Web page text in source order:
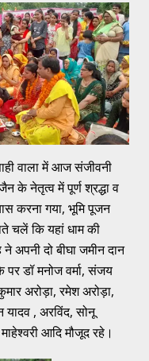
वाला में आज संजीवनी
के नेतृत्व में पूर्ण श्रद्धा व
करना गया, भूमि पूजन
चलें कि यहां धाम की
अपनी दो बीघा जमीन दान
डॉ मनोज वर्मा, संजय
अरोड़ा, रमेश अरोड़ा,
यादव , अरविंद, सोनू
आदि मौजूद रहे।